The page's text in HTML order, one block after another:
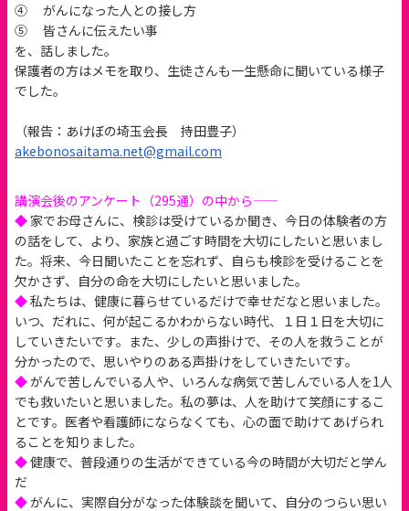
④ がんになった人との接し方
⑤ 皆さんに伝えたい事
を、話しました。
保護者の方はメモを取り、生徒さんも一生懸命に聞いている様子
でした。
（報告：あけぼの埼玉会長 持田豊子）
akebonosaitama.net@gmail.com
――講演会後のアンケート（295通）の中から――
◆家でお母さんに、検診は受けているか聞き、今日の体験者の方
の話をして、より、家族と過ごす時間を大切にしたいと思いまし
た。将来、今日聞いたことを忘れず、自らも検診を受けることを
欠かさず、自分の命を大切にしたいと思いました。
◆私たちは、健康に暮らせているだけで幸せだなと思いました。
いつ、だれに、何が起こるかわからない時代、１日１日を大切に
していきたいです。また、少しの声掛けで、その人を救うことが
分かったので、思いやりのある声掛けをしていきたいです。
◆がんで苦しんでいる人や、いろんな病気で苦しんでいる人を1人
でも救いたいと思いました。私の夢は、人を助けて笑顔にするこ
とです。医者や看護師にならなくても、心の面で助けてあげられ
ることを知りました。
◆健康で、普段通りの生活ができている今の時間が大切だと学ん
だ
◆がんに、実際自分がなった体験談を聞いて、自分のつらい思い